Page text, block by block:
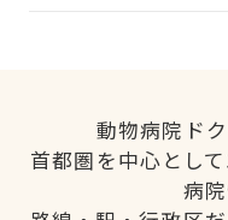
動物病院ド
首都圏を中心とし
病